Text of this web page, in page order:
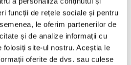
funcții de rețele sociale și pentru
le oferim partenerilor de
și de analize informații cu
folosiți site-ul nostru. Aceștia le
oferite de dvs. sau culese